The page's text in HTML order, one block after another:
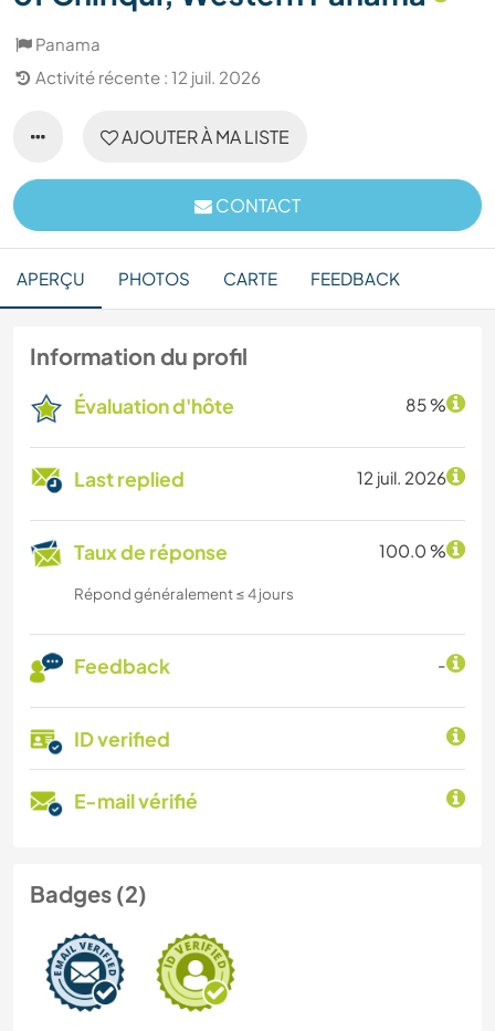
Panama
Activité récente : 12 juil. 2026
AJOUTER À MA LISTE
CONTACT
APERÇU PHOTOS CARTE FEEDBACK
Information du profil
Évaluation d'hôte 85 %
Last replied 12 juil. 2026
Taux de réponse 100.0 %
Répond généralement ≤ 4 jours
Feedback -
ID verified
E-mail vérifié
Badges (2)